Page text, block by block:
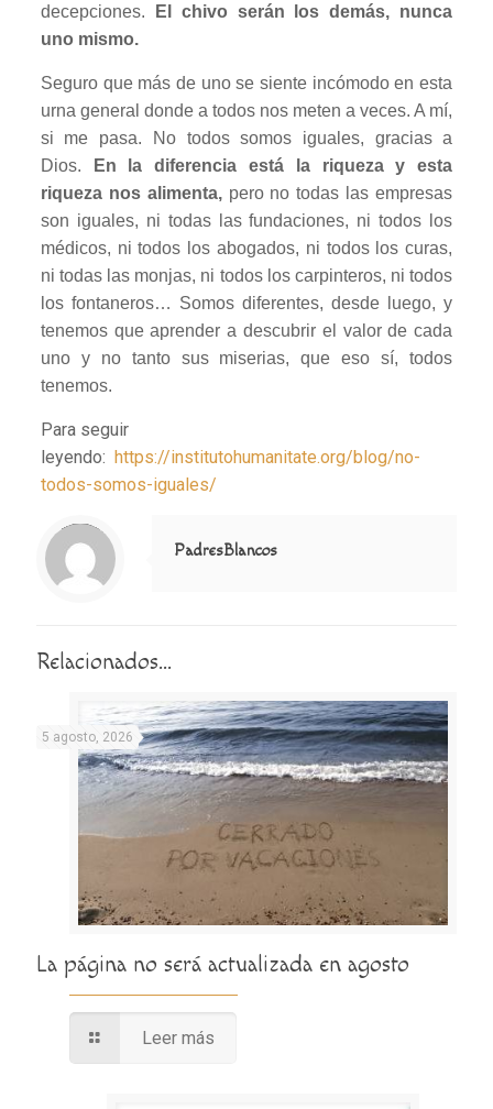
decepciones.
El chivo serán los demás, nunca
uno mismo.
Seguro que más de uno se siente incómodo en esta
urna general donde a todos nos meten a veces. A mí,
si me pasa. No todos somos iguales, gracias a
Dios.
En la diferencia está la riqueza y esta
riqueza nos alimenta,pero no todas las empresas
son iguales, ni todas las fundaciones, ni todos los
médicos, ni todos los abogados, ni todos los curas,
ni todas las monjas, ni todos los carpinteros, ni todos
los fontaneros… Somos diferentes, desde luego, y
tenemos que aprender a descubrir el valor de cada
uno y no tanto sus miserias, que eso sí, todos
tenemos.
Para seguir
leyendo: https://institutohumanitate.org/blog/no-
todos-somos-iguales/
Notice
: Trying to access array offset on value of type null in
/home/misioner/public_html/padresblancos/themes/betheme/includes/content-single.php
on line
286
PadresBlancos
Relacionados...
5 agosto, 2026
La página no será actualizada en agosto
Leer más